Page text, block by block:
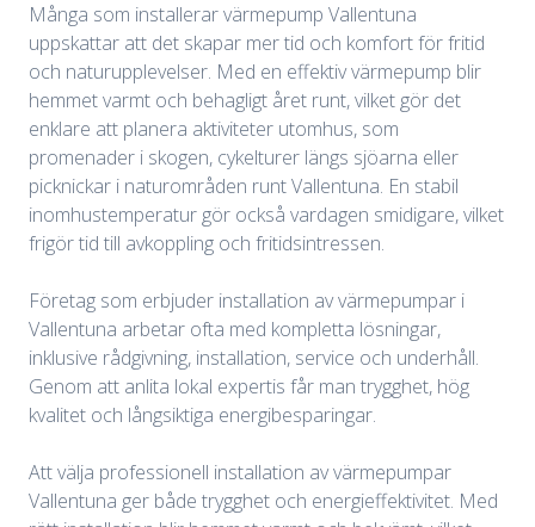
Många som installerar värmepump Vallentuna
uppskattar att det skapar mer tid och komfort för fritid
och naturupplevelser. Med en effektiv värmepump blir
hemmet varmt och behagligt året runt, vilket gör det
enklare att planera aktiviteter utomhus, som
promenader i skogen, cykelturer längs sjöarna eller
picknickar i naturområden runt Vallentuna. En stabil
inomhustemperatur gör också vardagen smidigare, vilket
frigör tid till avkoppling och fritidsintressen.
Företag som erbjuder installation av värmepumpar i
Vallentuna arbetar ofta med kompletta lösningar,
inklusive rådgivning, installation, service och underhåll.
Genom att anlita lokal expertis får man trygghet, hög
kvalitet och långsiktiga energibesparingar.
Att välja professionell installation av värmepumpar
Vallentuna ger både trygghet och energieffektivitet. Med